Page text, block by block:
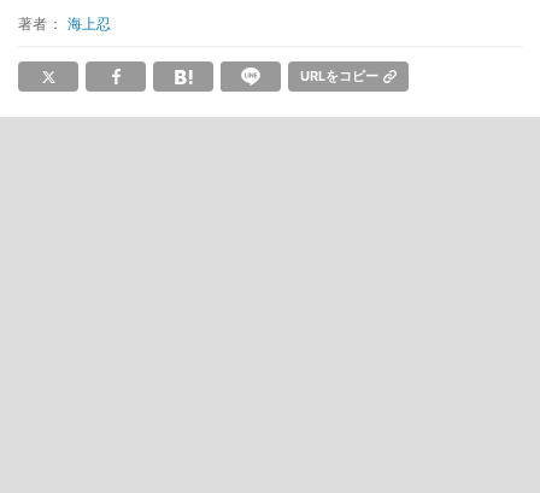
著者： 海上忍
URLをコピー